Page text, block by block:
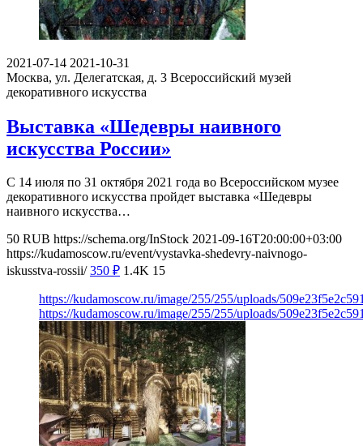
2021-07-14 2021-10-31
Москва, ул. Делегатская, д. 3 Всероссийский музей
декоративного искусства
Выставка «Шедевры наивного
искусства России»
С 14 июля по 31 октября 2021 года во Всероссийском музее
декоративного искусства пройдет выставка «Шедевры
наивного искусства…
50 RUB https://schema.org/InStock 2021-09-16T20:00:00+03:00
https://kudamoscow.ru/event/vystavka-shedevry-naivnogo-
iskusstva-rossii/ 350 ₽ 1.4K 15
https://kudamoscow.ru/image/255/255/uploads/
https://kudamoscow.ru/image/255/255/uploads/